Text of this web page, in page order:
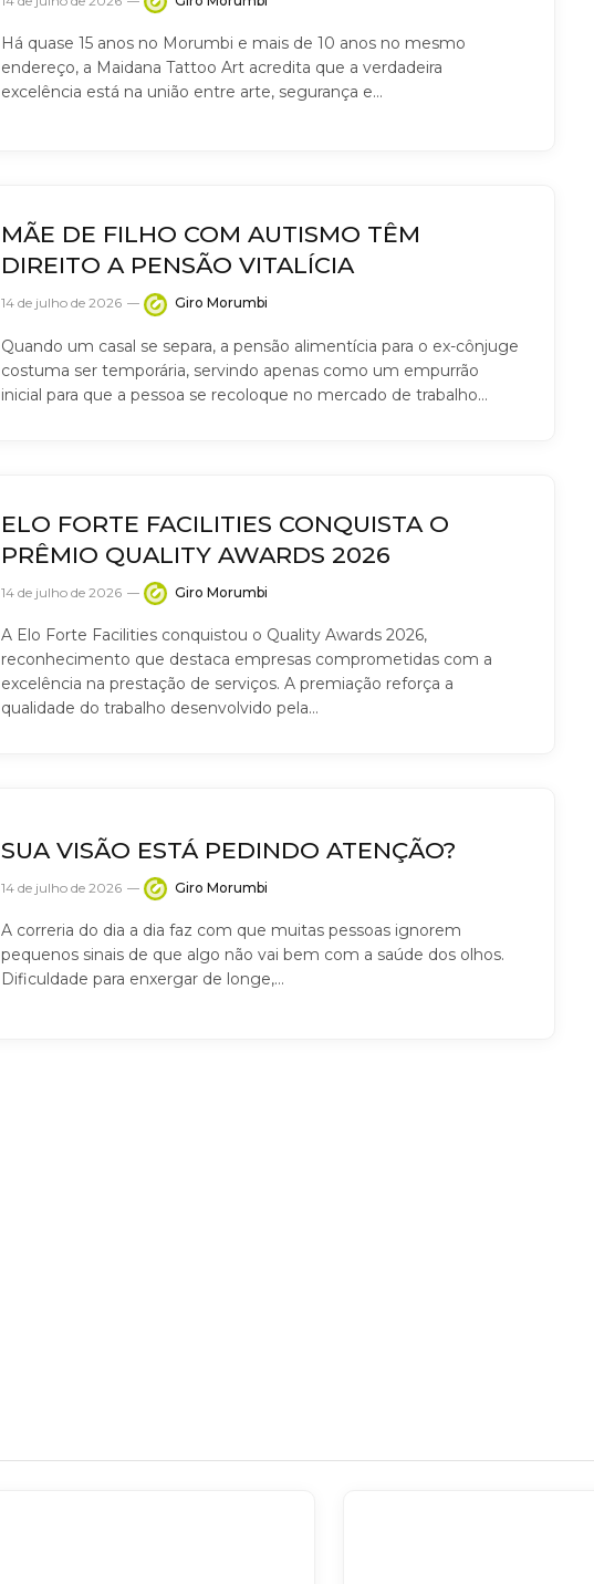
Há quase 15 anos no Morumbi e mais de 10 anos no mesmo
endereço, a Maidana Tattoo Art acredita que a verdadeira
excelência está na união entre arte, segurança e…
MÃE DE FILHO COM AUTISMO TÊM
DIREITO A PENSÃO VITALÍCIA
14 de julho de 2026 Giro Morumbi
Quando um casal se separa, a pensão alimentícia para o ex-cônjuge
costuma ser temporária, servindo apenas como um empurrão
inicial para que a pessoa se recoloque no mercado de trabalho…
ELO FORTE FACILITIES CONQUISTA O
PRÊMIO QUALITY AWARDS 2026
14 de julho de 2026 Giro Morumbi
A Elo Forte Facilities conquistou o Quality Awards 2026,
reconhecimento que destaca empresas comprometidas com a
excelência na prestação de serviços. A premiação reforça a
qualidade do trabalho desenvolvido pela…
SUA VISÃO ESTÁ PEDINDO ATENÇÃO?
14 de julho de 2026 Giro Morumbi
A correria do dia a dia faz com que muitas pessoas ignorem
pequenos sinais de que algo não vai bem com a saúde dos olhos.
Dificuldade para enxergar de longe,…